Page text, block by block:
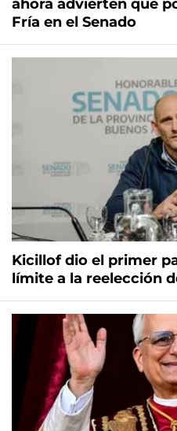
ahora advierten que
Fría en el Senado
Kicillof dio el primer
límite a la reelección